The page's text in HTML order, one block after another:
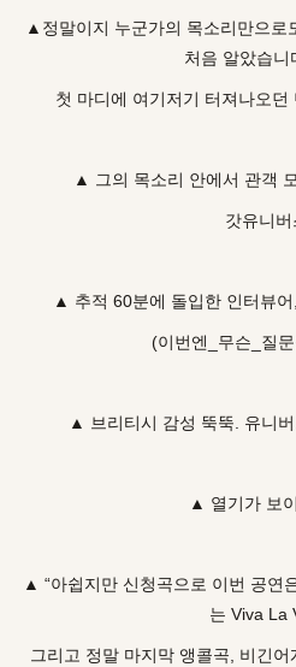
▲정말이지 누군가의 목소리만으로
처음 알았습니
첫 마디에 여기저기 터져나오
▲ 그의 목소리 안에서 관객
갓유니버
▲ 추적 60분에 돌입한 인터뷰어
(이번엔_무슨_질
▲ 브리티시 감성 뚝뚝. 유니
▲ 열기가 보
▲ “아쉽지만 신청곡으로 이번 공연
는 Viva La
그리고 정말 마지막 앵콜곡, 비긴